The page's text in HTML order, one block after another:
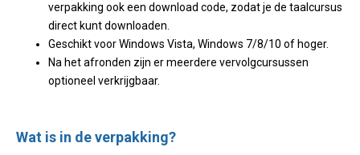
verpakking ook een download code, zodat je de taalcursus
direct kunt downloaden.
Geschikt voor Windows Vista, Windows 7/8/10 of hoger.
Na het afronden zijn er meerdere vervolgcursussen
optioneel verkrijgbaar.
Wat is in de verpakking?